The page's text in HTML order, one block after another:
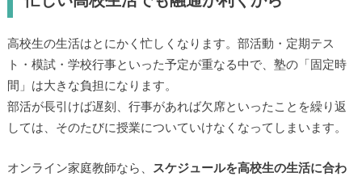
高校生の生活はとにかく忙しくなります。部活動・定期テス
ト・模試・学校行事といった予定が重なる中で、塾の「固定時
間」は大きな負担になります。
部活が長引けば遅刻、行事があれば欠席といったことを繰り返
しては、そのたびに授業についていけなくなってしまいます。
オンライン家庭教師なら、 スケジュールを高校生の生活に合わ